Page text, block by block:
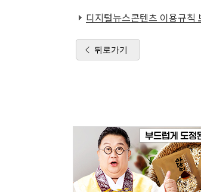
디지털뉴스콘텐츠 이용규칙
뒤로가기